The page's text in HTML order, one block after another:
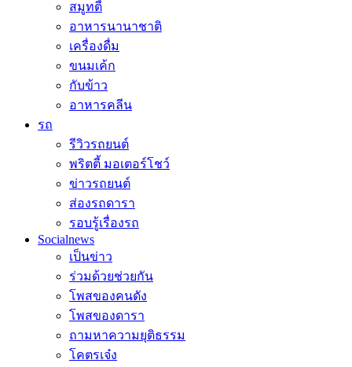
สมูทตี้
อาหารนานาชาติ
เครื่องดื่ม
ขนมเค้ก
กับข้าว
อาหารคลีน
รถ
รีวิวรถยนต์
พริตตี้ มอเตอร์โชว์
ข่าวรถยนต์
ส่องรถดารา
รอบรู้เรื่องรถ
Socialnews
เป็นข่าว
ร่วมด้วยช่วยกัน
โพสของคนดัง
โพสของดารา
ถามหาความยุติธรรม
โคตรเจ๋ง